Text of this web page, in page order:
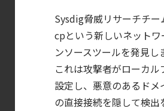
サーバ・
コンテナの統合セ
第4回： Sysdig・
JP1・
Illumio連携におけ
―
Sysdig脅威リサーチチ
cpという新しいネットワ
ンソースツールを発見し
これは攻撃者がローカル
設定し、悪意のあるドメ
の直接接続を隠して検出